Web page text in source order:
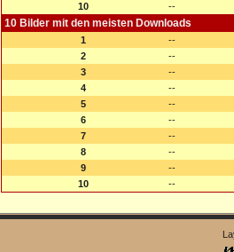
10
--
10 Bilder mit den meisten Downloads
1
--
2
--
3
--
4
--
5
--
6
--
7
--
8
--
9
--
10
--